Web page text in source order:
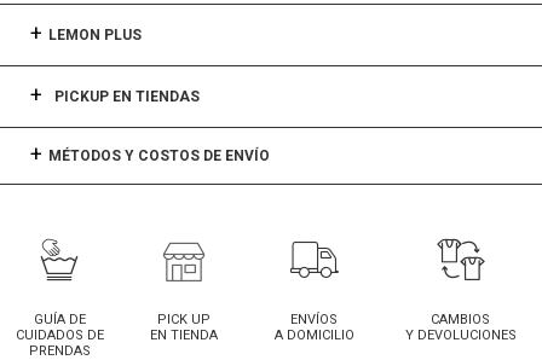
LEMON PLUS
PICKUP EN TIENDAS
MÉTODOS Y COSTOS DE ENVÍO
GUÍA DE
CUIDADOS DE
PRENDAS
PICK UP
EN TIENDA
ENVÍOS
A DOMICILIO
CAMBIOS
Y DEVOLUCIONES